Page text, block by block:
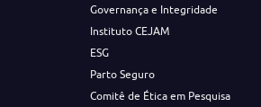
Governança e Integridade
Instituto CEJAM
ESG
Parto Seguro
Comitê de Ética em Pesquisa